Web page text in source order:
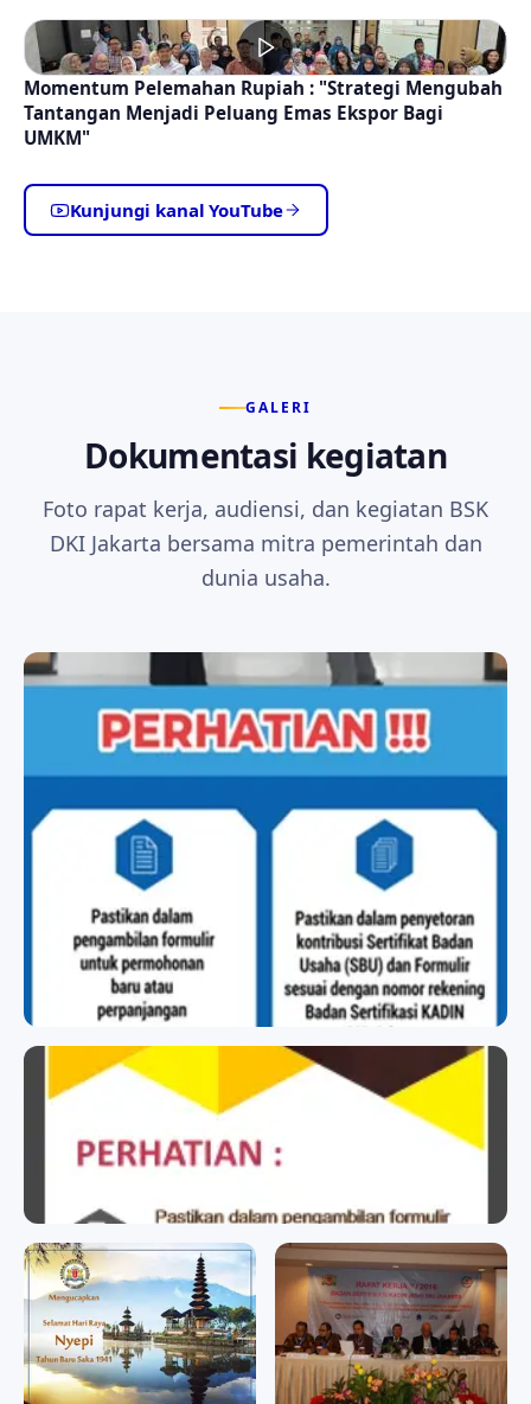
Momentum Pelemahan Rupiah : "Strategi Mengubah
Tantangan Menjadi Peluang Emas Ekspor Bagi
UMKM"
Kunjungi kanal YouTube
GALERI
Dokumentasi kegiatan
Foto rapat kerja, audiensi, dan kegiatan BSK
DKI Jakarta bersama mitra pemerintah dan
dunia usaha.
BADAN SERTIFIKASI KADIN
BADAN SERTIFIKASI KADIN
badan sertifikasi kadin
badan sertifikasi kadin